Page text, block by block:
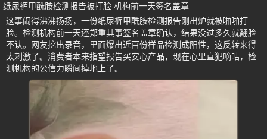
纸尿裤甲酰胺检测报告被打脸 机构前一天签名盖章
这事闹得沸沸扬扬，一份纸尿裤甲酰胺检测报告刚出炉就被啪啪打
脸。检测机构前一天还郑重其事签名盖章确认，结果没过多久就翻脸
不认。网友挖出录音，里面爆出近百份样品检测成阳性，这反转来得
太刺激了。消费者本来指望报告买安心产品，现在心里直犯嘀咕，检
测机构的公信力瞬间掉地上了。